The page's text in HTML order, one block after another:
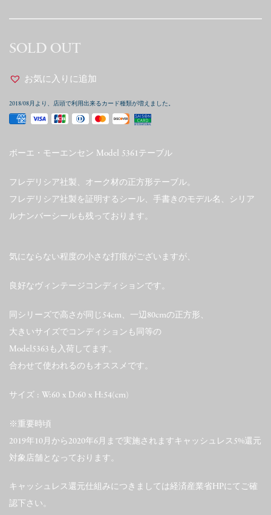
SOLD OUT
お気に入りに追加
2018/08月より、店頭で利用出来るカード種類が増えました。
ボーエ・モーエンセン Model 5361テーブル
フレデリシア社製、オーク材の正方形テーブル。
フレデリシア社製を証明するシール、手書きのモデル名、シリア
ルナンバーシールも残っております。
気にならない程度の小さな打痕がございますが、
良好なヴィンテージコンディションです。
同シリーズで高さが同じ54cm、一辺80cmの正方形、
大きいサイズでコンディションも同等の
Model5363も入荷してます。
合わせて使われるのもオススメです。
サイズ : W:60 x D:60 x H:54(cm)
※重要時頃
2019年10月から2020年6月まで実施されますキャッシュレス5%還元
対象店舗となっております。
キャッシュレス還元仕組みにつきましては経済産業省HPにてご確
認下さい。